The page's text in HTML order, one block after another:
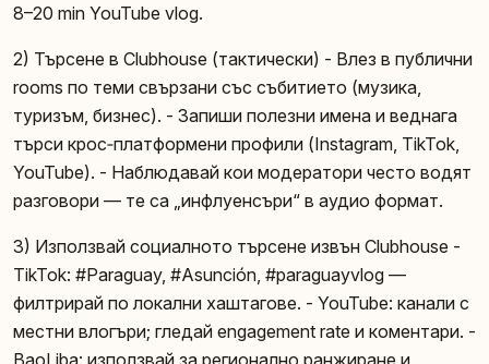
8–20 min YouTube vlog.
2) Търсене в Clubhouse (тактически) - Влез в публични
rooms по теми свързани със събитието (музика,
туризъм, бизнес). - Запиши полезни имена и веднага
търси крос‑платформени профили (Instagram, TikTok,
YouTube). - Наблюдавай кои модератори често водят
разговори — те са „инфлуенсъри“ в аудио формат.
3) Използвай социалното търсене извън Clubhouse -
TikTok: #Paraguay, #Asunción, #paraguayvlog —
филтрирай по локални хаштагове. - YouTube: канали с
местни влогъри; гледай engagement rate и коментари. -
BaoLiba: използвай за регионално ранжиране и